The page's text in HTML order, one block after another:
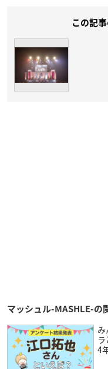
この記
マッシュル-MASHLE-の
4